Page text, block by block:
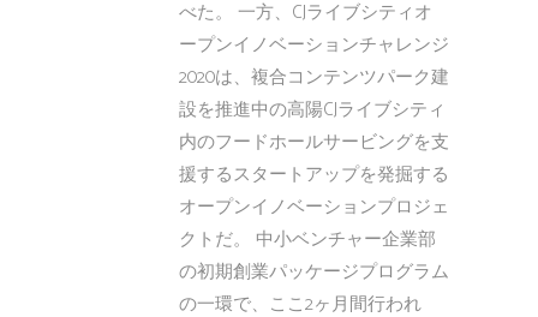
べた。 一方、CJライブシティオ
ープンイノベーションチャレンジ
2020は、複合コンテンツパーク建
設を推進中の高陽CJライブシティ
内のフードホールサービングを支
援するスタートアップを発掘する
オープンイノベーションプロジェ
クトだ。 中小ベンチャー企業部
の初期創業パッケージプログラム
の一環で、ここ2ヶ月間行われ